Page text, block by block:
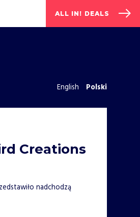
ALL IN! DEALS
English Polski
Creations
nadchodzą